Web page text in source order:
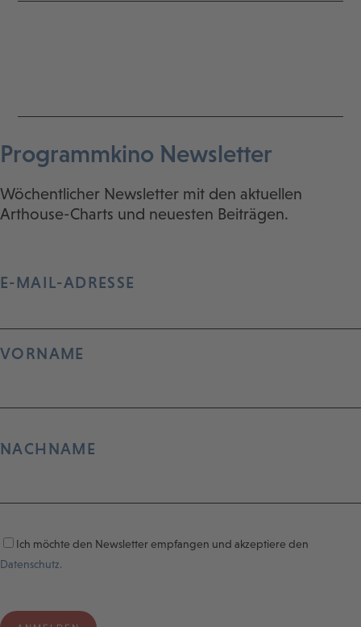
Programmkino Newsletter
Wöchentlicher Newsletter mit den aktuellen
Arthouse-Charts und neuesten Beiträgen.
E-MAIL-ADRESSE
VORNAME
NACHNAME
Ich möchte den Newsletter empfangen und akzeptiere den
Datenschutz.